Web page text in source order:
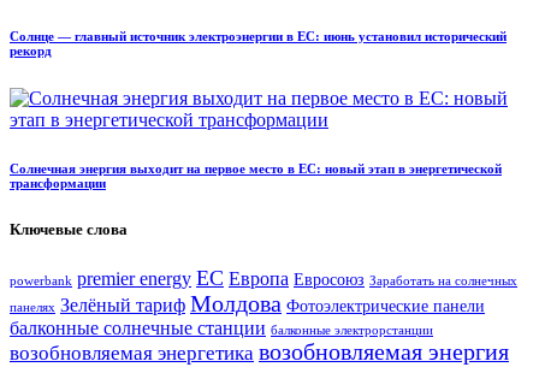
Солнце — главный источник электроэнергии в ЕС: июнь установил исторический
рекорд
Солнечная энергия выходит на первое место в ЕС: новый этап в энергетической
трансформации
Ключевые слова
powerbank premier energy ЕС Европа Евросоюз Заработать на солнечных
панелях Зелёный тариф Молдова Фотоэлектрические панели
балконные солнечные станции балконные электрорстанции
возобновляемая энергетика возобновляемая энергия